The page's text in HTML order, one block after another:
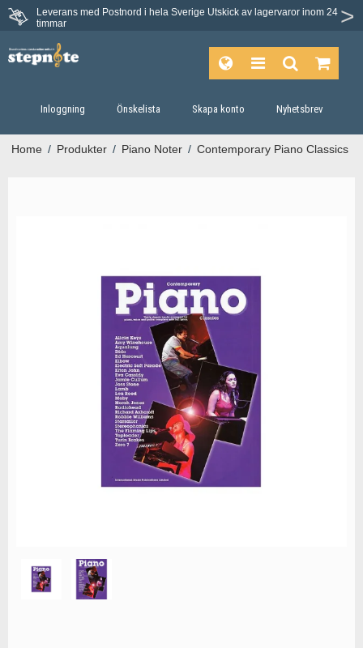
Leverans med Postnord i hela Sverige Utskick av lagervaror inom 24
timmar
Inloggning Önskelista Skapa konto Nyhetsbrev
Home / Produkter / Piano Noter / Contemporary Piano Classics